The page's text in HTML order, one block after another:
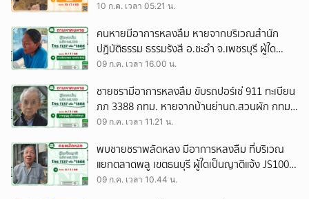
10 ก.ค. เวลา 05.21 น.
คนหายมีอาการหลงลืม หายจากบริเวณสำนัก
ปฏิบัติธรรม ธรรมรังสี อ.ชะอำ จ.เพชรบุรี ผู้ใด
พบเห็นแจ้ง JS100 โทร *1808 หรือ 1137
09 ก.ค. เวลา 16.00 น.
ชายชรามีอาการหลงลืม ขับรถปอร์เช่ 911 ทะเบียน
ภภ 3388 กทม. หายจากบ้านย่านถ.สวนผัก กทม.
ผู้ใดพบเห็นแจ้ง JS100 โทร *1808 หรือ 1137
09 ก.ค. เวลา 11.21 น.
พบชายชราพลัดหลง มีอาการหลงลืม ที่บริเวณ
แยกตลาดพลู เขตธนบุรี ผู้ใดเป็นญาติแจ้ง JS100
โทร *1808 หรือ 1137
09 ก.ค. เวลา 10.44 น.